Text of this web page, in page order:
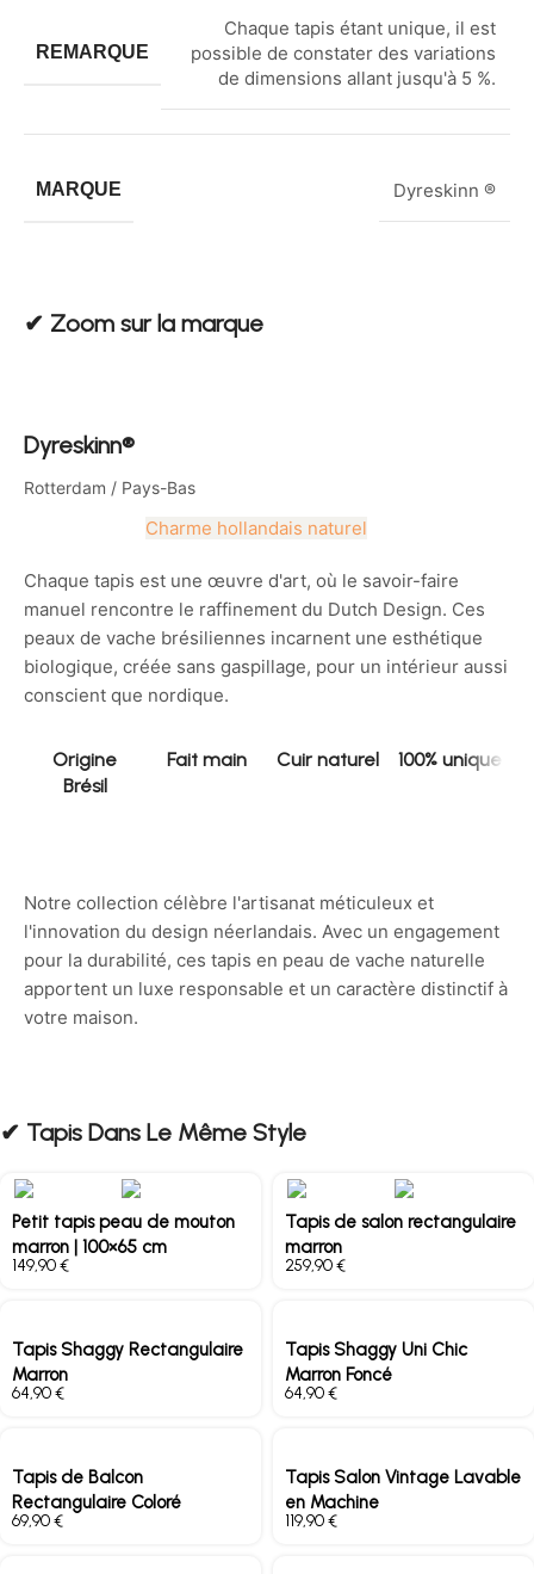
REMARQUE
Chaque tapis étant unique, il est
possible de constater des variations
de dimensions allant jusqu'à 5 %.
MARQUE Dyreskinn ®
✔︎ Zoom sur la marque
Dyreskinn®
Rotterdam / Pays-Bas
Charme hollandais naturel
Chaque tapis est une œuvre d'art, où le savoir-faire
manuel rencontre le raffinement du Dutch Design. Ces
peaux de vache brésiliennes incarnent une esthétique
biologique, créée sans gaspillage, pour un intérieur aussi
conscient que nordique.
Origine
Brésil
Fait main Cuir naturel 100% unique
Notre collection célèbre l'artisanat méticuleux et
l'innovation du design néerlandais. Avec un engagement
pour la durabilité, ces tapis en peau de vache naturelle
apportent un luxe responsable et un caractère distinctif à
votre maison.
✔︎ Tapis Dans Le Même Style
Petit tapis peau de mouton
marron | 100×65 cm
€
Tapis de salon rectangulaire
marron
€
Tapis Shaggy Rectangulaire
Marron
€
Tapis Shaggy Uni Chic
Marron Foncé
€
Tapis de Balcon
Rectangulaire Coloré
€
Tapis Salon Vintage Lavable
en Machine
€